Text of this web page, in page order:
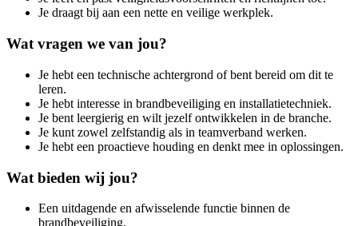
Je draagt bij aan een nette en veilige werkplek.
Wat vragen we van jou?
Je hebt een technische achtergrond of bent bereid om dit te
leren.
Je hebt interesse in brandbeveiliging en installatietechniek.
Je bent leergierig en wilt jezelf ontwikkelen in de branche.
Je kunt zowel zelfstandig als in teamverband werken.
Je hebt een proactieve houding en denkt mee in oplossingen.
Wat bieden wij jou?
Een uitdagende en afwisselende functie binnen de
brandbeveiliging.